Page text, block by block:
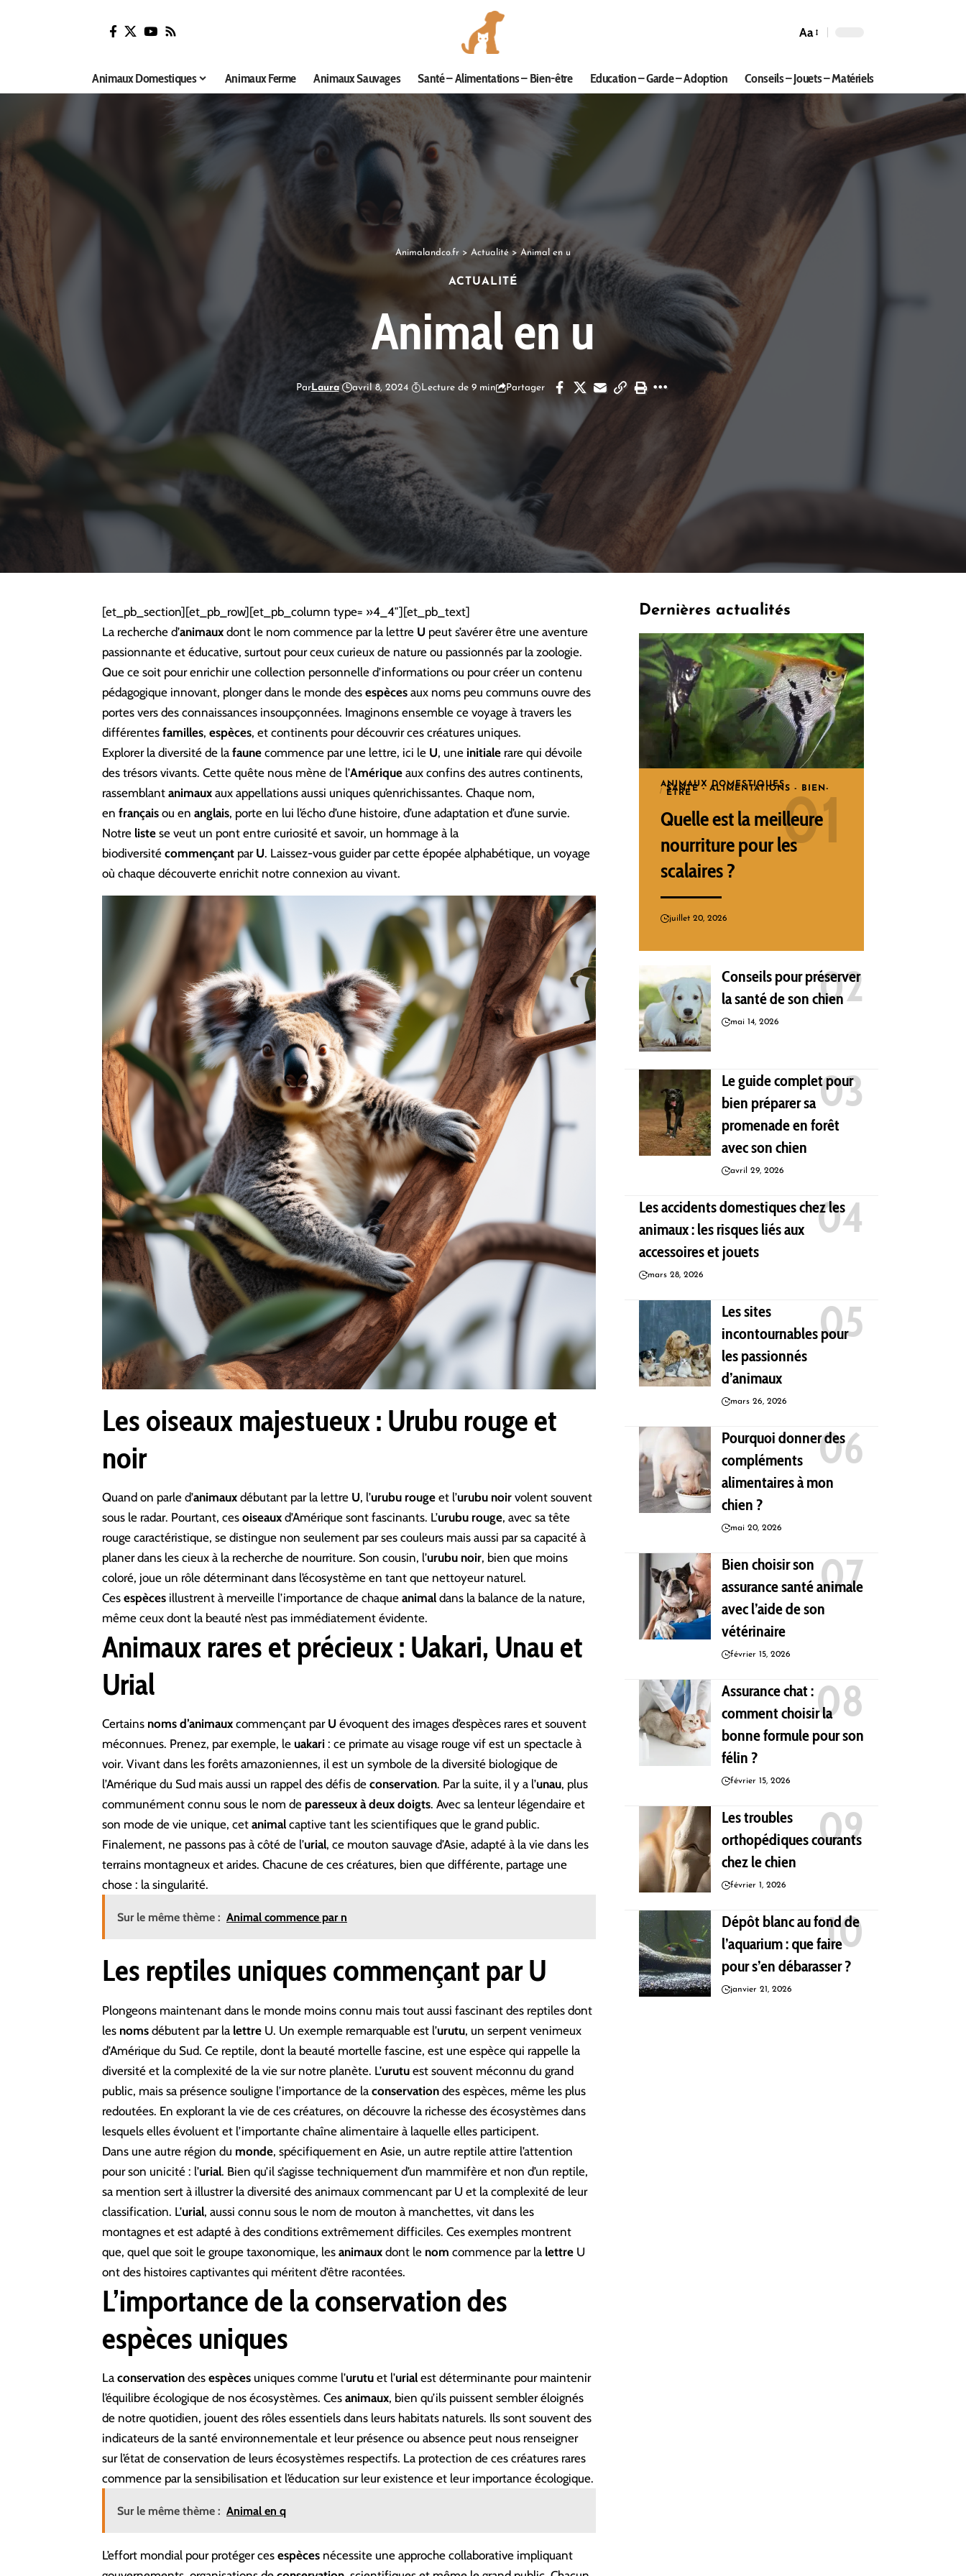
Aa
Animaux Domestiques Animaux Ferme Animaux Sauvages Santé – Alimentations – Bien-être Education – Garde – Adoption Conseils – Jouets – Matériels
Animalandco.fr > Actualité> Animal en u
ACTUALITÉ
Animal en u
ParLaura avril 8, 2024 Lecture de 9 min Partager
[et_pb_section][et_pb_row][et_pb_column type= »4_4″][et_pb_text]
La recherche d’animaux dont le nom commence par la lettre U peut s’avérer être une aventure
passionnante et éducative, surtout pour ceux curieux de nature ou passionnés par la zoologie.
Que ce soit pour enrichir une collection personnelle d’informations ou pour créer un contenu
pédagogique innovant, plonger dans le monde des espèces aux noms peu communs ouvre des
portes vers des connaissances insoupçonnées. Imaginons ensemble ce voyage à travers les
différentes familles, espèces, et continents pour découvrir ces créatures uniques.
Explorer la diversité de la faune commence par une lettre, ici le U, une initiale rare qui dévoile
des trésors vivants. Cette quête nous mène de l’Amérique aux confins des autres continents,
rassemblant animaux aux appellations aussi uniques qu’enrichissantes. Chaque nom,
en français ou en anglais, porte en lui l’écho d’une histoire, d’une adaptation et d’une survie.
Notre liste se veut un pont entre curiosité et savoir, un hommage à la
biodiversité commençant par U. Laissez-vous guider par cette épopée alphabétique, un voyage
où chaque découverte enrichit notre connexion au vivant.
Les oiseaux majestueux : Urubu rouge et
noir
Quand on parle d’animaux débutant par la lettre U, l’urubu rouge et l’urubu noir volent souvent
sous le radar. Pourtant, ces oiseaux d’Amérique sont fascinants. L’urubu rouge, avec sa tête
rouge caractéristique, se distingue non seulement par ses couleurs mais aussi par sa capacité à
planer dans les cieux à la recherche de nourriture. Son cousin, l’urubu noir, bien que moins
coloré, joue un rôle déterminant dans l’écosystème en tant que nettoyeur naturel.
Ces espèces illustrent à merveille l’importance de chaque animal dans la balance de la nature,
même ceux dont la beauté n’est pas immédiatement évidente.
Animaux rares et précieux : Uakari, Unau et
Urial
Certains noms d’animaux commençant par U évoquent des images d’espèces rares et souvent
méconnues. Prenez, par exemple, le uakari : ce primate au visage rouge vif est un spectacle à
voir. Vivant dans les forêts amazoniennes, il est un symbole de la diversité biologique de
l’Amérique du Sud mais aussi un rappel des défis de conservation. Par la suite, il y a l’unau, plus
communément connu sous le nom de paresseux à deux doigts. Avec sa lenteur légendaire et
son mode de vie unique, cet animal captive tant les scientifiques que le grand public.
Finalement, ne passons pas à côté de l’urial, ce mouton sauvage d’Asie, adapté à la vie dans les
terrains montagneux et arides. Chacune de ces créatures, bien que différente, partage une
chose : la singularité.
Sur le même thème : Animal commence par n
Les reptiles uniques commençant par U
Plongeons maintenant dans le monde moins connu mais tout aussi fascinant des reptiles dont
les noms débutent par la lettre U. Un exemple remarquable est l’urutu, un serpent venimeux
d’Amérique du Sud. Ce reptile, dont la beauté mortelle fascine, est une espèce qui rappelle la
diversité et la complexité de la vie sur notre planète. L’urutu est souvent méconnu du grand
public, mais sa présence souligne l’importance de la conservation des espèces, même les plus
redoutées. En explorant la vie de ces créatures, on découvre la richesse des écosystèmes dans
lesquels elles évoluent et l’importante chaîne alimentaire à laquelle elles participent.
Dans une autre région du monde, spécifiquement en Asie, un autre reptile attire l’attention
pour son unicité : l’urial. Bien qu’il s’agisse techniquement d’un mammifère et non d’un reptile,
sa mention sert à illustrer la diversité des animaux commencant par U et la complexité de leur
classification. L’urial, aussi connu sous le nom de mouton à manchettes, vit dans les
montagnes et est adapté à des conditions extrêmement difficiles. Ces exemples montrent
que, quel que soit le groupe taxonomique, les animaux dont le nom commence par la lettre U
ont des histoires captivantes qui méritent d’être racontées.
L’importance de la conservation des
espèces uniques
La conservation des espèces uniques comme l’urutu et l’urial est déterminante pour maintenir
l’équilibre écologique de nos écosystèmes. Ces animaux, bien qu’ils puissent sembler éloignés
de notre quotidien, jouent des rôles essentiels dans leurs habitats naturels. Ils sont souvent des
indicateurs de la santé environnementale et leur présence ou absence peut nous renseigner
sur l’état de conservation de leurs écosystèmes respectifs. La protection de ces créatures rares
commence par la sensibilisation et l’éducation sur leur existence et leur importance écologique.
Sur le même thème : Animal en q
L’effort mondial pour protéger ces espèces nécessite une approche collaborative impliquant
Dernières actualités
ANIMAUX DOMESTIQUES
SANTÉ - ALIMENTATIONS - BIEN-
ÊTRE
Quelle est la meilleure
nourriture pour les
scalaires ?
juillet 20, 2026
Conseils pour préserver
la santé de son chien
mai 14, 2026
Le guide complet pour
bien préparer sa
promenade en forêt
avec son chien
avril 29, 2026
Les accidents domestiques chez les
animaux : les risques liés aux
accessoires et jouets
mars 28, 2026
Les sites
incontournables pour
les passionnés
d’animaux
mars 26, 2026
Pourquoi donner des
compléments
alimentaires à mon
chien ?
mai 20, 2026
Bien choisir son
assurance santé animale
avec l’aide de son
vétérinaire
février 15, 2026
Assurance chat :
comment choisir la
bonne formule pour son
félin ?
février 15, 2026
Les troubles
orthopédiques courants
chez le chien
février 1, 2026
Dépôt blanc au fond de
l’aquarium : que faire
pour s’en débarasser ?
janvier 21, 2026